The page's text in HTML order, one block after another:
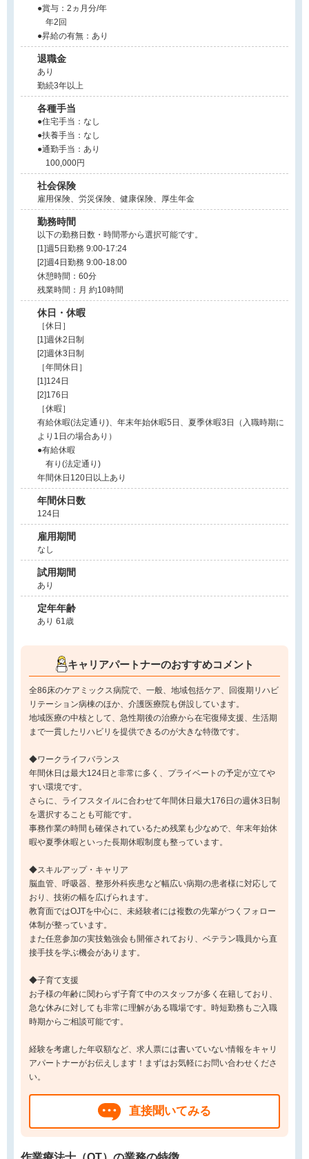
●賞与：2ヵ月分/年
年2回
●昇給の有無：あり
退職金
あり
勤続3年以上
各種手当
●住宅手当：なし
●扶養手当：なし
●通勤手当：あり
100,000円
社会保険
雇用保険、労災保険、健康保険、厚生年金
勤務時間
以下の勤務日数・時間帯から選択可能です。
[1]週5日勤務 9:00-17:24
[2]週4日勤務 9:00-18:00
休憩時間：60分
残業時間：月 約10時間
休日・休暇
［休日］
[1]週休2日制
[2]週休3日制
［年間休日］
[1]124日
[2]176日
［休暇］
有給休暇(法定通り)、年末年始休暇5日、夏季休暇3日（入職時期に
より1日の場合あり）
●有給休暇
有り(法定通り)
年間休日120日以上あり
年間休日数
124日
雇用期間
なし
試用期間
あり
定年年齢
あり 61歳
キャリアパートナーのおすすめコメント
全86床のケアミックス病院で、一般、地域包括ケア、回復期リハビ
リテーション病棟のほか、介護医療院も併設しています。
地域医療の中核として、急性期後の治療から在宅復帰支援、生活期
まで一貫したリハビリを提供できるのが大きな特徴です。
◆ワークライフバランス
年間休日は最大124日と非常に多く、プライベートの予定が立てや
すい環境です。
さらに、ライフスタイルに合わせて年間休日最大176日の週休3日制
を選択することも可能です。
事務作業の時間も確保されているため残業も少なめで、年末年始休
暇や夏季休暇といった長期休暇制度も整っています。
◆スキルアップ・キャリア
脳血管、呼吸器、整形外科疾患など幅広い病期の患者様に対応して
おり、技術の幅を広げられます。
教育面ではOJTを中心に、未経験者には複数の先輩がつくフォロー
体制が整っています。
また任意参加の実技勉強会も開催されており、ベテラン職員から直
接手技を学ぶ機会があります。
◆子育て支援
お子様の年齢に関わらず子育て中のスタッフが多く在籍しており、
急な休みに対しても非常に理解がある職場です。時短勤務もご入職
時期からご相談可能です。
経験を考慮した年収額など、求人票には書いていない情報をキャリ
アパートナーがお伝えします！まずはお気軽にお問い合わせくださ
い。
直接聞いてみる